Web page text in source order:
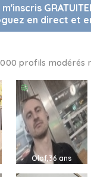
en direct et
profils modérés
Olof,36 ans